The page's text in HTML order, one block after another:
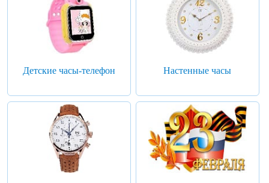
Детские часы-телефон Настенные часы